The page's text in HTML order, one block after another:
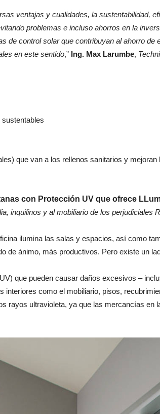
ventajas y cualidades, la sustentabilidad,
problemas e incluso ahorros en la
control solar que contribuyan al ahorro de
en este sentido,” Ing. Max Larumbe,
que van a los rellenos sanitarios y
con Protección UV que ofrece
inquilinos y al mobiliario de los perjudiciales
ilumina las salas y espacios, así como
de ánimo, más productivos. Pero existe un
que pueden causar daños excesivos –
como el mobiliario, pisos,
rayos ultravioleta, ya que las mercancías